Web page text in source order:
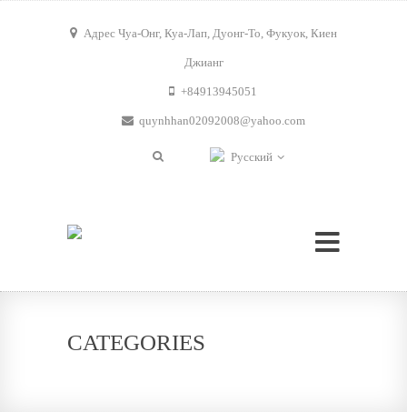
Адрес Чуа-Онг, Куа-Лап, Дуонг-То, Фукуок, Киен
Джианг
+84913945051
quynhhan02092008@yahoo.com
Русский
CATEGORIES